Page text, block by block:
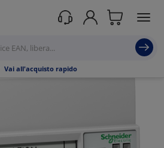
Vai all'acquisto rapido
/ Controllori Isolamento